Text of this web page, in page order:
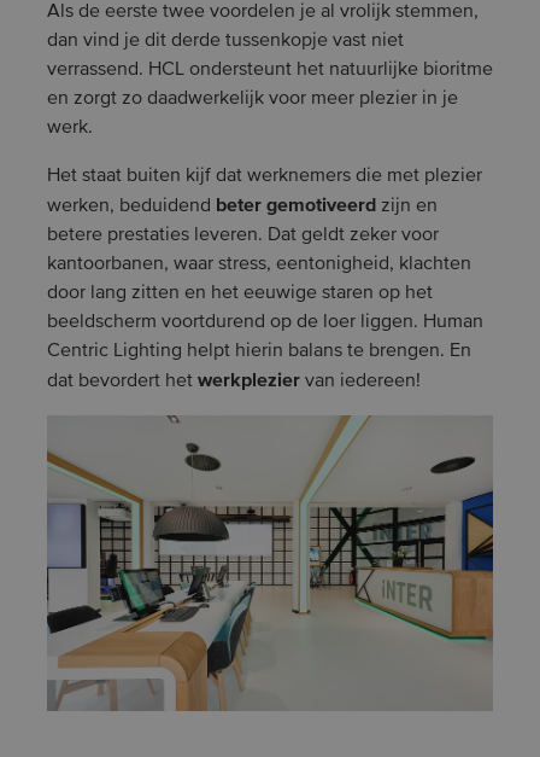
Als de eerste twee voordelen je al vrolijk stemmen,
dan vind je dit derde tussenkopje vast niet
verrassend. HCL ondersteunt het natuurlijke bioritme
en zorgt zo daadwerkelijk voor meer plezier in je
werk.
Het staat buiten kijf dat werknemers die met plezier
werken, beduidend beter gemotiveerd zijn en
betere prestaties leveren. Dat geldt zeker voor
kantoorbanen, waar stress, eentonigheid, klachten
door lang zitten en het eeuwige staren op het
beeldscherm voortdurend op de loer liggen. Human
Centric Lighting helpt hierin balans te brengen. En
dat bevordert het werkplezier van iedereen!